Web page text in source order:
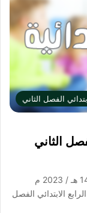
الفصل الثاني
الثاني
اختبار نهائي لغتي الرابع الابتدائي الفصل الثاني 1444 هـ / 2023 م
الابتدائي الفصل